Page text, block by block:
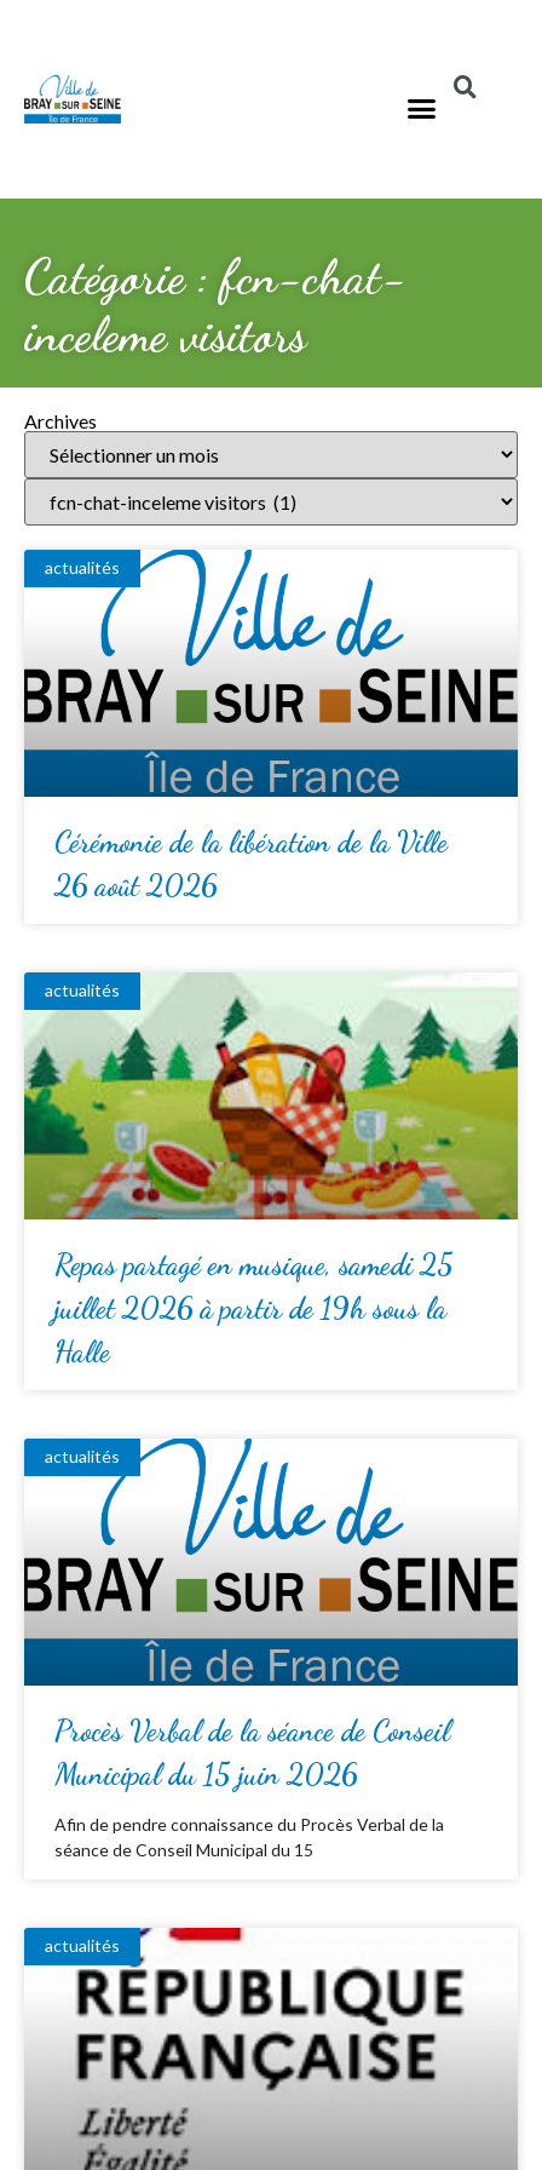
Catégorie : fcn-chat-
inceleme visitors
Archives
actualités
Cérémonie de la libération de la Ville
26 août 2026
actualités
Repas partagé en musique, samedi 25
juillet 2026 à partir de 19h sous la
Halle
actualités
Procès Verbal de la séance de Conseil
Municipal du 15 juin 2026
Afin de pendre connaissance du Procès Verbal de la
séance de Conseil Municipal du 15
actualités